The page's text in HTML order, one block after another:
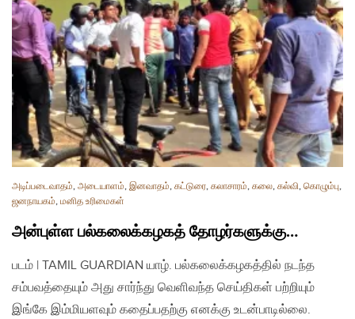
அடிப்படைவாதம், அடையாளம், இனவாதம், கட்டுரை, கலாசாரம், கலை, கல்வி, கொழும்பு,
ஜனநாயகம், மனித உரிமைகள்
அன்புள்ள பல்கலைக்கழகத் தோழர்களுக்கு…
படம் | TAMIL GUARDIAN யாழ். பல்கலைக்கழகத்தில் நடந்த
சம்பவத்தையும் அது சார்ந்து வெளிவந்த செய்திகள் பற்றியும்
இங்கே இம்மியளவும் கதைப்பதற்கு எனக்கு உடன்பாடில்லை.